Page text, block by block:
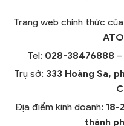
Trang web chính thức của
Tel: 028-38476888
Trụ sở: 333 Hoàng Sa,
Địa điểm kinh doanh: 18-
thành